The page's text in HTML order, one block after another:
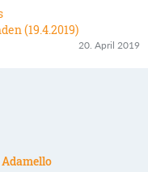
(19.4.2019)
20. April 2019